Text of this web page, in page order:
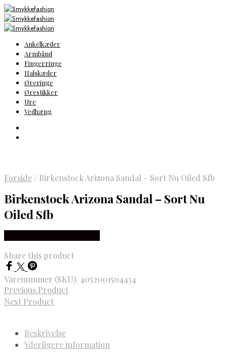
Ankelkæder
Armbånd
Fingerringe
Halskæder
Øreringe
Ørestikker
Ure
Vedhæng
Forside / Birkenstock Arizona Sandal – Sort Nu Oiled Sfb
Birkenstock Arizona Sandal – Sort Nu
Oiled Sfb
Share this product
Varenummer (SKU): 4052001504434
Previous Product
Next Product
Beskrivelse
Yderligere information